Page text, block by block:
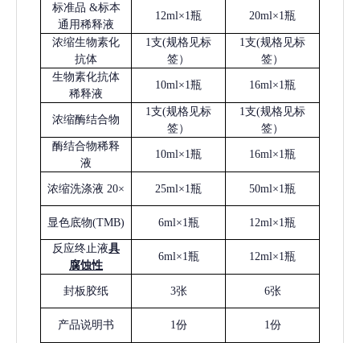
标准品 &标本
通用稀释液
12ml×1瓶 20ml×1瓶
浓缩生物素化
抗体
1支(规格见标
签）
1支(规格见标
签）
生物素化抗体
稀释液
10ml×1瓶 16ml×1瓶
浓缩酶结合物
1支(规格见标
签）
1支(规格见标
签）
酶结合物稀释
液
10ml×1瓶 16ml×1瓶
浓缩洗涤液 20× 25ml×1瓶 50ml×1瓶
显色底物(TMB) 6ml×1瓶 12ml×1瓶
反应终止液具
腐蚀性
6ml×1瓶 12ml×1瓶
封板胶纸 3张 6张
产品说明书 1份 1份